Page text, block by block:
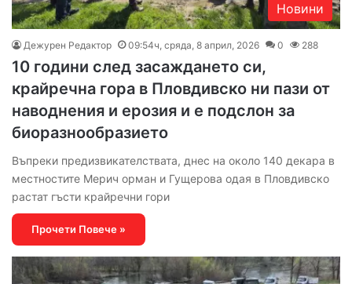
Новини
Дежурен Редактор 09:54ч, сряда, 8 април, 2026 0 288
10 години след засаждането си,
крайречна гора в Пловдивско ни пази от
наводнения и ерозия и е подслон за
биоразнообразието
Въпреки предизвикателствата, днес на около 140 декара в
местностите Мерич орман и Гущерова одая в Пловдивско
растат гъсти крайречни гори
Прочети Повече »